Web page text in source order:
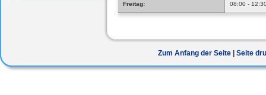
Freitag: 08:00 -
Zum Anfang der Seite Seite